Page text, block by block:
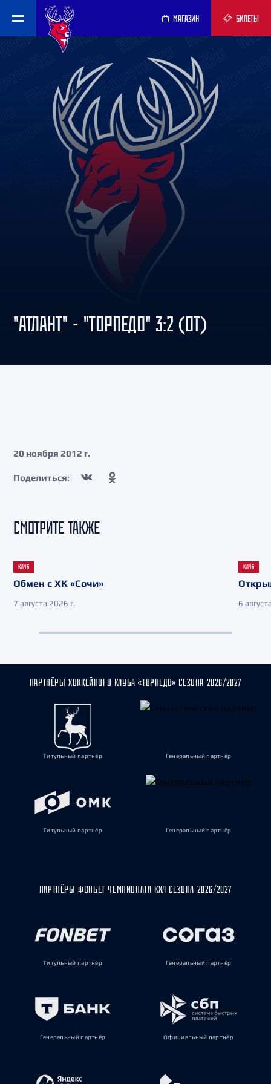
МАГАЗИН БИЛЕТЫ
"АТЛАНТ" - "ТОРПЕДО" 3:2 (ОТ)
20 ноября 2012 г.
Поделиться:
СМОТРИТЕ ТАКЖЕ
КЛУБ
Обмен с ХК «Сочи»
7 августа 2026 г.
КЛУБ
6
ПАРТНЁРЫ ХОККЕЙНОГО КЛУБА «ТОРПЕДО» СЕЗОНА 2026/2027
Титульный партнёр Генеральный партнёр
Титульный партнёр Генеральный партнёр
ПАРТНЁРЫ ФОНБЕТ ЧЕМПИОНАТА КХЛ СЕЗОНА 2026/2027
Титульный партнёр Генеральный партнёр
Генеральный партнёр Официальный партнёр